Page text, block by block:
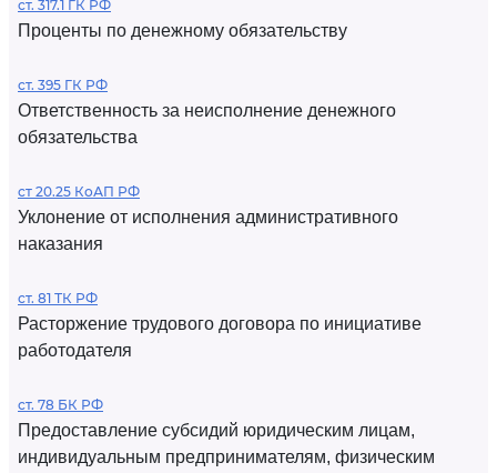
ст. 317.1 ГК РФ
Проценты по денежному обязательству
ст. 395 ГК РФ
Ответственность за неисполнение денежного
обязательства
ст 20.25 КоАП РФ
Уклонение от исполнения административного
наказания
ст. 81 ТК РФ
Расторжение трудового договора по инициативе
работодателя
ст. 78 БК РФ
Предоставление субсидий юридическим лицам,
индивидуальным предпринимателям, физическим